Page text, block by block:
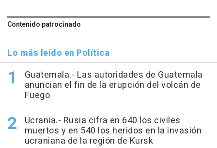
Contenido patrocinado
Lo más leído en Política
Guatemala.- Las autoridades de Guatemala
anuncian el fin de la erupción del volcán de
Fuego
Ucrania.- Rusia cifra en 640 los civiles
muertos y en 540 los heridos en la invasión
ucraniana de la región de Kursk